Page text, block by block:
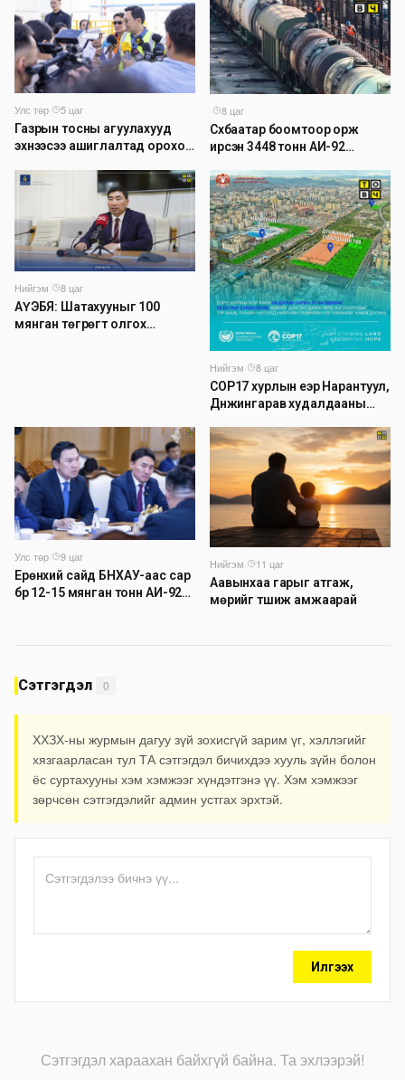
Улс төр·
5 цаг
Газрын тосны агуулахууд
эхнээсээ ашиглалтад ороход
·
8 цаг
Сүхбаатар боомтоор орж
ирсэн 3448 тонн АИ-92
буулгах ажлыг зохион
байгуулж байна
Нийгэм·
8 цаг
АҮЭБЯ: Шатахууныг 100
мянган төгрөгт олгох
Нийгэм·
8 цаг
COP17 хурлын үеэр Нарантуул,
Дүнжингарав худалдааны
хаана
Улс төр·
9 цаг
Ерөнхий сайд БНХАУ-аас сар
бүр 12-15 мянган тонн АИ-92
Нийгэм·
11 цаг
Аавынхаа гарыг атгаж,
мөрийг түшиж амжаарай
Сэтгэгдэл 0
ХХЗХ-ны журмын дагуу зүй зохисгүй зарим үг, хэллэгийг
хязгаарласан тул ТА сэтгэгдэл бичихдээ хууль зүйн болон
ёс суртахууны хэм хэмжээг хүндэтгэнэ үү. Хэм хэмжээг
зөрчсөн сэтгэгдэлийг админ устгах эрхтэй.
Илгээх
Сэтгэгдэл хараахан байхгүй байна. Та эхлээрэй!